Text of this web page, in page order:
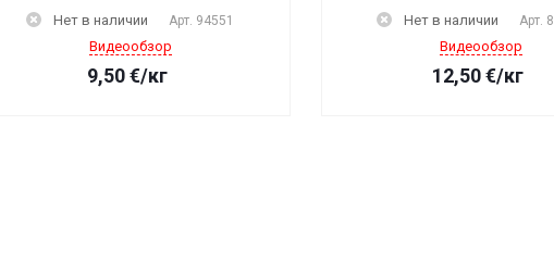
Нет в наличии Арт. 94551
Видеообзор
9,50€/кг
Нет в наличии Арт.
Видеообзор
12,50€/кг